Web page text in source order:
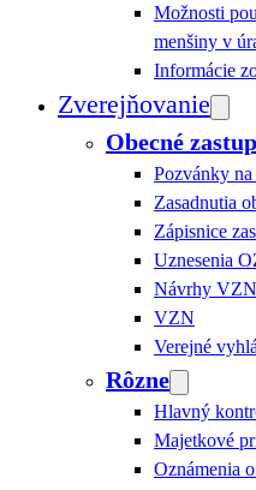
Možnosti
menšiny v
Informácie
Zverejňovanie
Obecné
Pozvánky
Zasadnutia
Zápisnice
Uznesenia
Návrhy VZN
VZN
Verejné
Rôzne
Hlavný
Majetkové
Oznámenia